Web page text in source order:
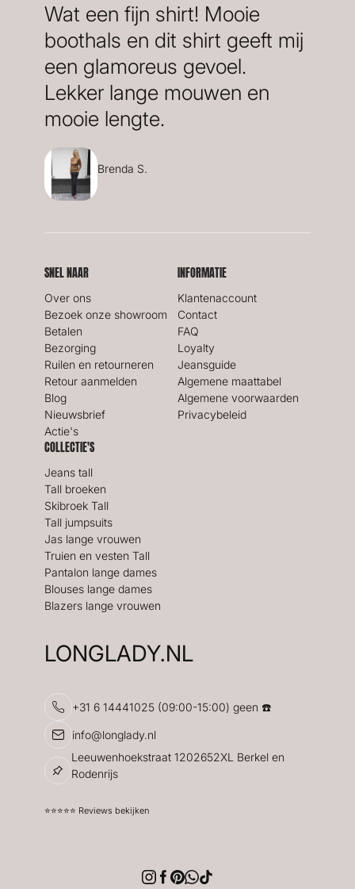
Wat een fijn shirt! Mooie
boothals en dit shirt geeft mij
een glamoreus gevoel.
Lekker lange mouwen en
mooie lengte.
Brenda S.
SNEL NAAR
Over ons
Bezoek onze showroom
Betalen
Bezorging
Ruilen en retourneren
Retour aanmelden
Blog
Nieuwsbrief
Actie's
INFORMATIE
Klantenaccount
Contact
FAQ
Loyalty
Jeansguide
Algemene maattabel
Algemene voorwaarden
Privacybeleid
COLLECTIE'S
Jeans tall
Tall broeken
Skibroek Tall
Tall jumpsuits
Jas lange vrouwen
Truien en vesten Tall
Pantalon lange dames
Blouses lange dames
Blazers lange vrouwen
LONGLADY.NL
+31 6 14441025 (09:00-15:00) geen ☎️
info@longlady.nl
Leeuwenhoekstraat 1202652XL Berkel en
Rodenrijs
⭐️⭐️⭐️⭐️⭐️ Reviews bekijken